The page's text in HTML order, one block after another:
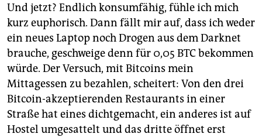
Und jetzt? Endlich konsumfähig, fühle ich mich
kurz euphorisch. Dann fällt mir auf, dass ich weder
ein neues Laptop noch Drogen aus dem Darknet
brauche, geschweige denn für 0,05 BTC bekommen
würde. Der Versuch, mit Bitcoins mein
Mittagessen zu bezahlen, scheitert: Von den drei
Bitcoin-akzeptierenden Restaurants in einer
Straße hat eines dichtgemacht, ein anderes ist auf
Hostel umgesattelt und das dritte öffnet erst